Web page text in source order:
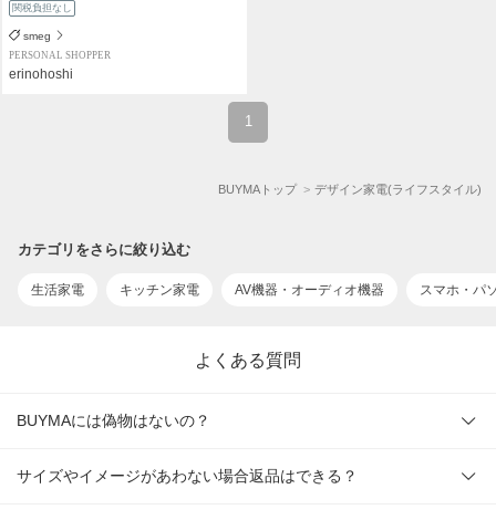
関税負担なし
smeg
PERSONAL SHOPPER
erinohoshi
1
BUYMAトップ デザイン家電(ライフスタイル)
カテゴリをさらに絞り込む
生活家電 キッチン家電 AV機器・オーディオ機器 スマホ・パ
よくある質問
BUYMAには偽物はないの？
サイズやイメージがあわない場合返品はできる？